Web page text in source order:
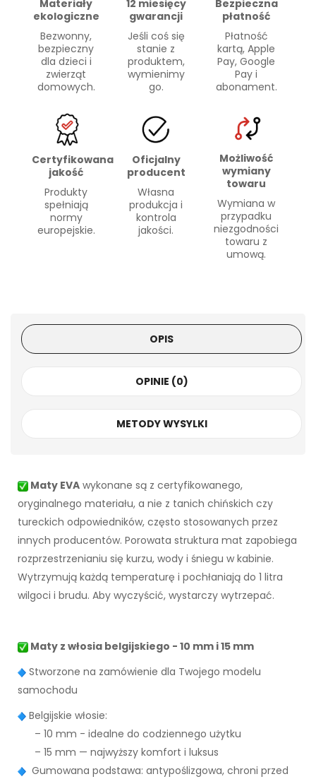
Materiały
ekologiczne
Bezwonny,
bezpieczny
dla dzieci i
zwierząt
domowych.
12 miesięcy
gwarancji
Jeśli coś się
stanie z
produktem,
wymienimy
go.
Bezpieczna
płatność
Płatność
kartą, Apple
Pay, Google
Pay i
abonament.
Certyfikowana
jakość
Produkty
spełniają
normy
europejskie.
Oficjalny
producent
Własna
produkcja i
kontrola
jakości.
Możliwość
wymiany
towaru
Wymiana w
przypadku
niezgodności
towaru z
umową.
OPIS
OPINIE (0)
METODY WYSYLKI
Maty EVA wykonane są z certyfikowanego,
oryginalnego materiału, a nie z tanich chińskich czy
tureckich odpowiedników, często stosowanych przez
innych producentów. Porowata struktura mat zapobiega
rozprzestrzenianiu się kurzu, wody i śniegu w kabinie.
Wytrzymują każdą temperaturę i pochłaniają do 1 litra
wilgoci i brudu. Aby wyczyścić, wystarczy wytrzepać.
Maty z włosia belgijskiego - 10 mm i 15 mm
Stworzone na zamówienie dla Twojego modelu
samochodu
Belgijskie włosie:
– 10 mm - idealne do codziennego użytku
– 15 mm — najwyższy komfort i luksus
Gumowana podstawa: antypoślizgowa, chroni przed